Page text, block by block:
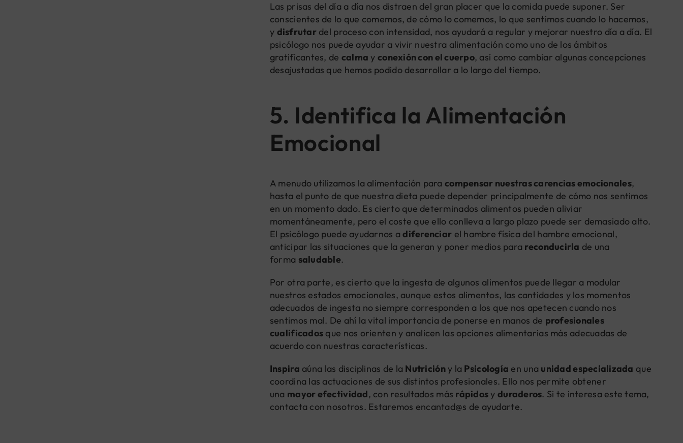
Las prisas del día a día nos distraen del gran placer que la comida puede suponer. Ser
conscientes de lo que comemos, de cómo lo comemos, lo que sentimos cuando lo hacemos,
y disfrutardel proceso con intensidad, nos ayudará a regular y mejorar nuestro día a día. El
psicólogo nos puede ayudar a vivir nuestra alimentación como uno de los ámbitos
gratificantes, de calma y conexión con el cuerpo, así como cambiar algunas concepciones
desajustadas que hemos podido desarrollar a lo largo del tiempo.
5. Identifica la Alimentación
Emocional
A menudo utilizamos la alimentación paracompensar nuestras carencias emocionales,
hasta el punto de que nuestra dieta puede depender principalmente de cómo nos sentimos
en un momento dado. Es cierto que determinados alimentos pueden aliviar
momentáneamente, pero el coste que ello conlleva a largo plazo puede ser demasiado alto.
El psicólogo puede ayudarnos adiferenciar el hambre física del hambre emocional,
anticipar las situaciones que la generan y poner medios para reconducirla de una
forma saludable.
Por otra parte, es cierto que la ingesta de algunos alimentos puede llegar a modular
nuestros estados emocionales, aunque estos alimentos, las cantidades y los momentos
adecuados de ingesta no siempre corresponden a los que nos apetecen cuando nos
sentimos mal. De ahí la vital importancia de ponerse en manos de profesionales
cualificados que nos orienten y analicen las opciones alimentarias más adecuadas de
acuerdo con nuestras características.
Inspira aúna las disciplinas de la Nutricióny la Psicología en una unidad especializada que
coordina las actuaciones de sus distintos profesionales. Ello nos permite obtener
una mayor efectividad, con resultados más rápidos yduraderos. Si te interesa este tema,
contacta con nosotros. Estaremos encantad@s de ayudarte.